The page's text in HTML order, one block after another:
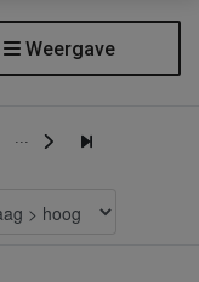
Zoeken
Weergave
...